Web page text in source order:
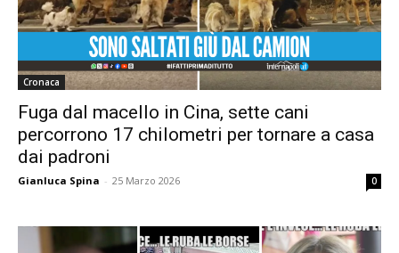
Cronaca
Fuga dal macello in Cina, sette cani
percorrono 17 chilometri per tornare a casa
dai padroni
Gianluca Spina - 25 Marzo 2026 0